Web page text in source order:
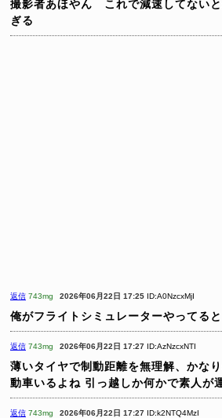
撮影者あほやん これで減速してない
ぎる
返信 743mg 2026年06月22日 17:25 ID:A0NzcxMjI
俺がフライトシミュレーターやってる
返信 743mg 2026年06月22日 17:27 ID:AzNzcxNTI
薄いタイヤで制動距離を無理解、かな
動車いるよね 引っ越しか何かで素人が
返信 743mg 2026年06月22日 17:27 ID:k2NTQ4MzI